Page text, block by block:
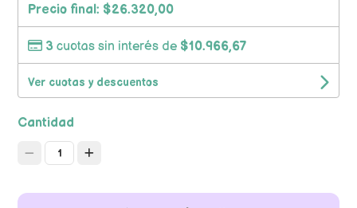
Precio final: $26.320,00
3 cuotas sin interés de $10.966,67
Ver cuotas y descuentos
Cantidad
1